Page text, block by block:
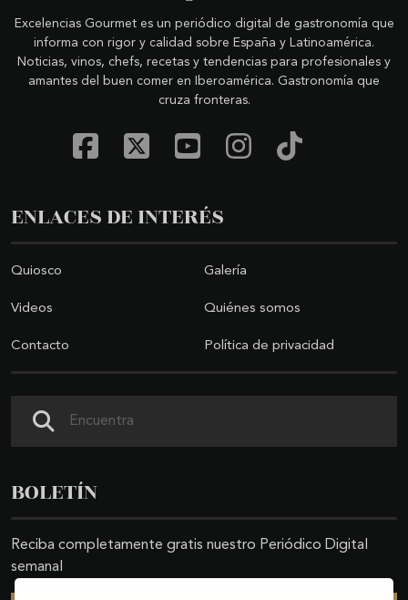
Excelencias Gourmet es un periódico digital de gastronomía que
informa con rigor y calidad sobre España y Latinoamérica.
Noticias, vinos, chefs, recetas y tendencias para profesionales y
amantes del buen comer en Iberoamérica. Gastronomía que
cruza fronteras.
ENLACES DE INTERÉS
Quiosco Galería
Videos Quiénes somos
Contacto Política de privacidad
BOLETÍN
Reciba completamente gratis nuestro Periódico Digital
semanal